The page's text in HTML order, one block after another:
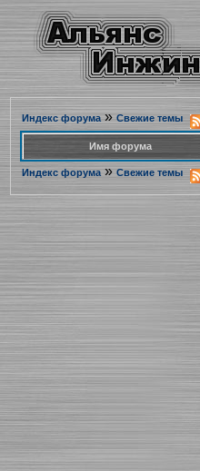
Индекс форума» Свежие темы
Имя форума
Индекс форума » Свежие темы